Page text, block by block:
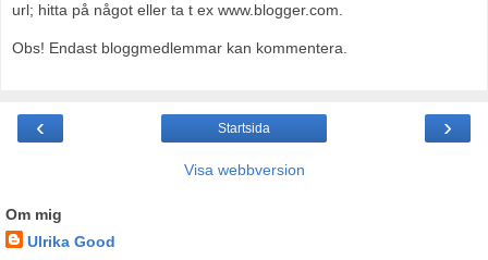
url; hitta på något eller ta t ex www.blogger.com.
Obs! Endast bloggmedlemmar kan kommentera.
‹ ›
Startsida
Visa webbversion
Om mig
Ulrika Good